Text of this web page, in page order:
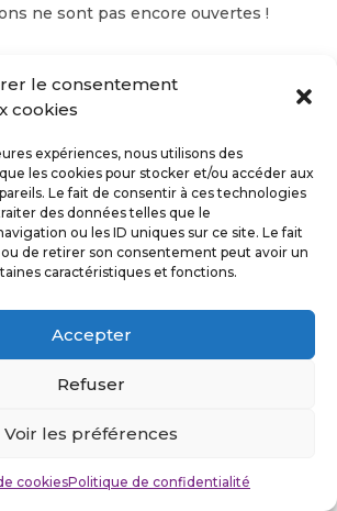
le consentement
cookies
expériences, nous utilisons des
les cookies pour stocker et/ou accéder aux
Le fait de consentir à ces technologies
des données telles que le
ou les ID uniques sur ce site. Le fait
de retirer son consentement peut avoir un
caractéristiques et fonctions.
Accepter
Refuser
Voir les préférences
cookiesPolitique de confidentialité
ne sont pas encore ouvertes !
Suivez-moi
de confidentialité
©Stefan Cuvelier 2026